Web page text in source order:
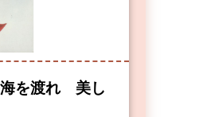
を渡れ 美し